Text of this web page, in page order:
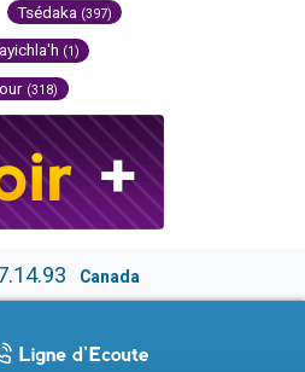
Tsédaka (397)
(1)
(318)
Canada